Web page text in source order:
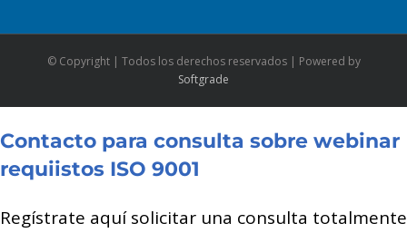
© Copyright | Todos los derechos reservados | Powered by
Softgrade
Contacto para consulta sobre webinar
requiistos ISO 9001
Regístrate aquí solicitar una consulta totalmente